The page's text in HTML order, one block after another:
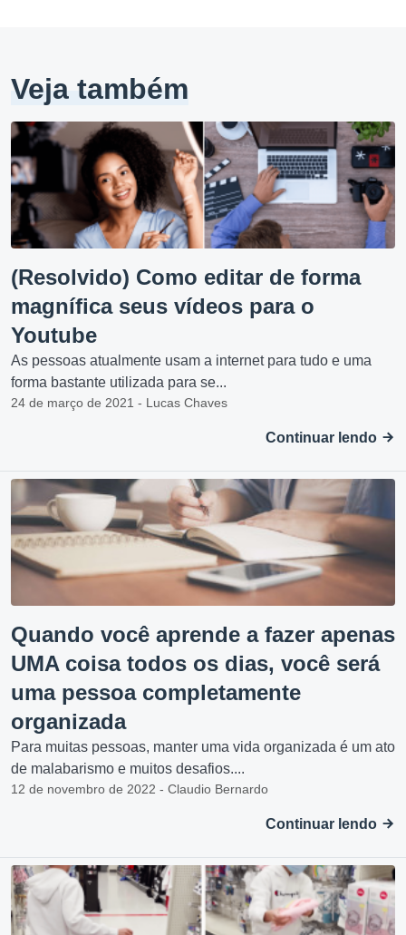
Veja também
(Resolvido) Como editar de forma
magnífica seus vídeos para o
Youtube
As pessoas atualmente usam a internet para tudo e uma
forma bastante utilizada para se...
24 de março de 2021 - Lucas Chaves
Continuar lendo
Quando você aprende a fazer apenas
UMA coisa todos os dias, você será
uma pessoa completamente
organizada
Para muitas pessoas, manter uma vida organizada é um ato
de malabarismo e muitos desafios....
12 de novembro de 2022 - Claudio Bernardo
Continuar lendo